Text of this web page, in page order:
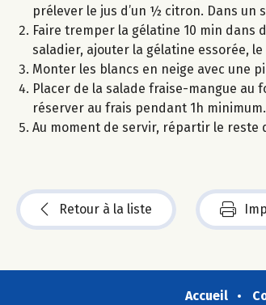
prélever le jus d’un ½ citron. Dans un
Faire tremper la gélatine 10 min dans
saladier, ajouter la gélatine essorée,
Monter les blancs en neige avec une
Placer de la salade fraise-mangue
réserver au frais pendant 1h minimum.
Au moment de servir, répartir le reste
Retour à la liste
Accueil